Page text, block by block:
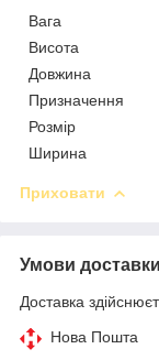
Вага
Висота
Довжина
Призначення
Розмір
Ширина
Приховати
Умови доставки
Доставка
Нова Пошта